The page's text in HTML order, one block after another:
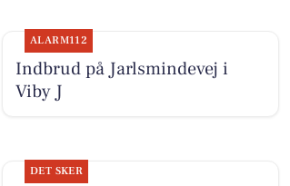
ALARM112
Indbrud på Jarlsmindevej i
Viby J
DET SKER